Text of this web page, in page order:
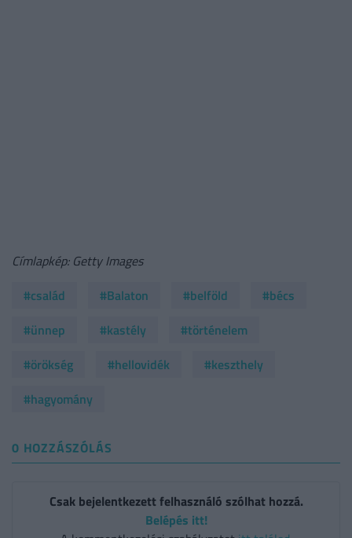
Címlapkép: Getty Images
#család
#Balaton #belföld
#bécs
#ünnep
#kastély
#történelem
#örökség
#hellovidék
#keszthely
#hagyomány
0 HOZZÁSZÓLÁS
Csak bejelentkezett felhasználó szólhat hozzá.
Belépés itt!